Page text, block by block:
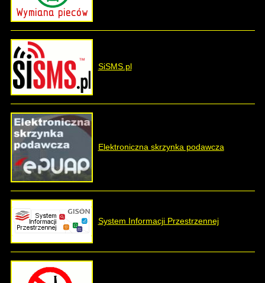
SiSMS.pl
Elektroniczna skrzynka podawcza
System Informacji Przestrzennej